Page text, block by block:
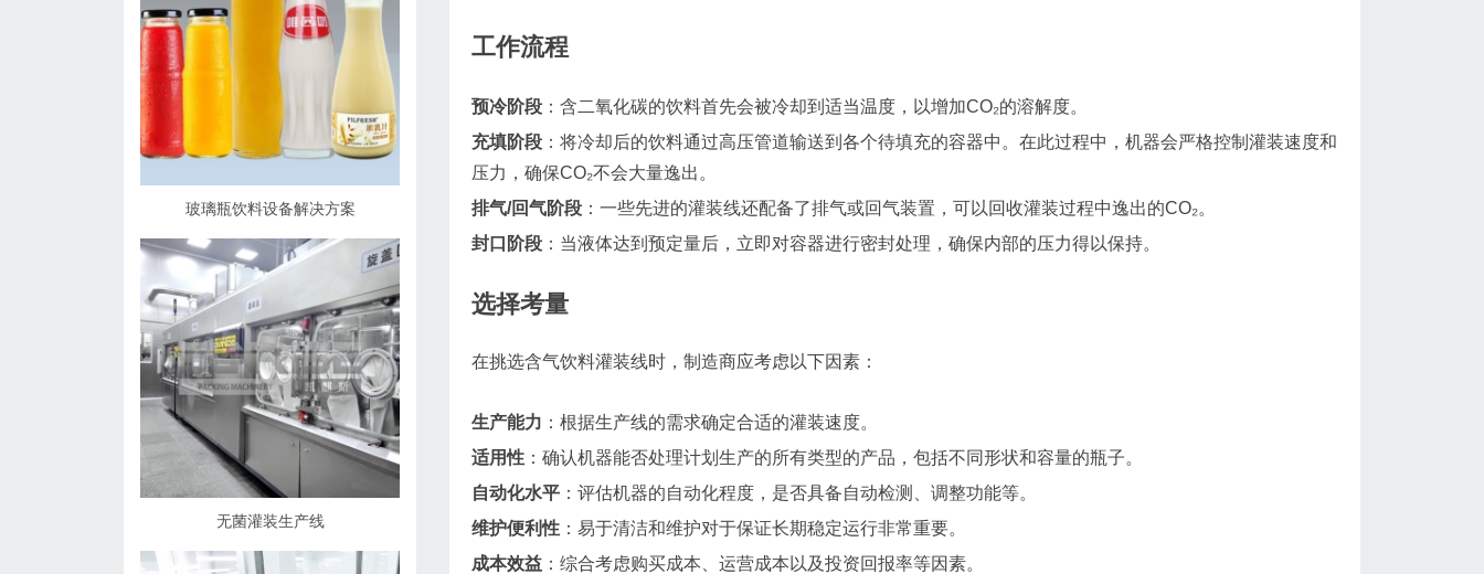
工作流程
预冷阶段 ：含二氧化碳的饮料首先会被冷却到适当温度，以增加CO₂的溶解度。
充填阶段 ：将冷却后的饮料通过高压管道输送到各个待填充的容器中。在此过程中，机器会严格控制灌装速度和
压力，确保CO₂不会大量逸出。
排气/回气阶段 ：一些先进的灌装线还配备了排气或回气装置，可以回收灌装过程中逸出的CO₂。
封口阶段 ：当液体达到预定量后，立即对容器进行密封处理，确保内部的压力得以保持。
选择考量
在挑选含气饮料灌装线时，制造商应考虑以下因素：
生产能力 ：根据生产线的需求确定合适的灌装速度。
适用性 ：确认机器能否处理计划生产的所有类型的产品，包括不同形状和容量的瓶子。
自动化水平 ：评估机器的自动化程度，是否具备自动检测、调整功能等。
维护便利性 ：易于清洁和维护对于保证长期稳定运行非常重要。
成本效益 ：综合考虑购买成本、运营成本以及投资回报率等因素。
玻璃瓶饮料设备解决方案
无菌灌装生产线